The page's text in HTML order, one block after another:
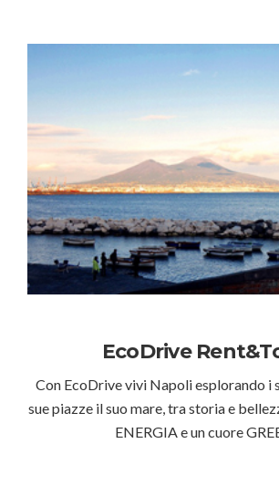
EcoDrive
Con EcoDrive vivi Napoli esplorando i
sue piazze il suo mare, tra storia e
ENERGIA e un cuore